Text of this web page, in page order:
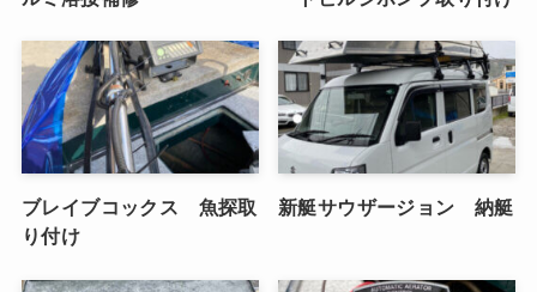
ブレイブコックス 魚探取
り付け
新艇サウザージョン 納艇